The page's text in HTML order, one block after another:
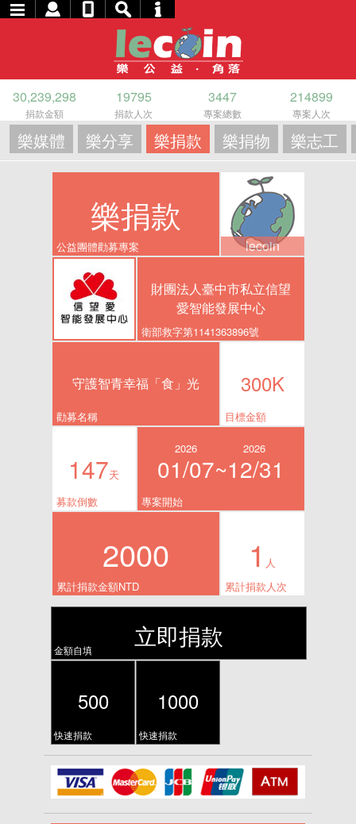
30,239,298
捐款金額
19795
捐款人次
3447
專案總數
214899
專案人次
樂媒體 樂分享 樂捐款 樂捐物 樂志工
樂捐款
公益團體勸募專案 lecoin
財團法人臺中市私立信望
愛智能發展中心
衛部救字第1141363896號
守護智青幸福「食」光
勸募名稱
300K
目標金額
147天
募款倒數
2026
01/07~
2026
12/31
專案開始
2000
累計捐款金額NTD
1 人
累計捐款人次
立即捐款
金額自填
500
快速捐款
1000
快速捐款